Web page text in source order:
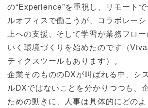
の“Experience”を重視し、リモート
ルオフィスで働こうが、コラボレー
上への支援、そして学習が業務フロ
いく環境づくりを始めたのです（
ティクスツールもあります）。
企業そのもののDXが叫ばれる中、シ
ルDXではないことを分かりつつも、
ための動きに、人事は具体的にどの